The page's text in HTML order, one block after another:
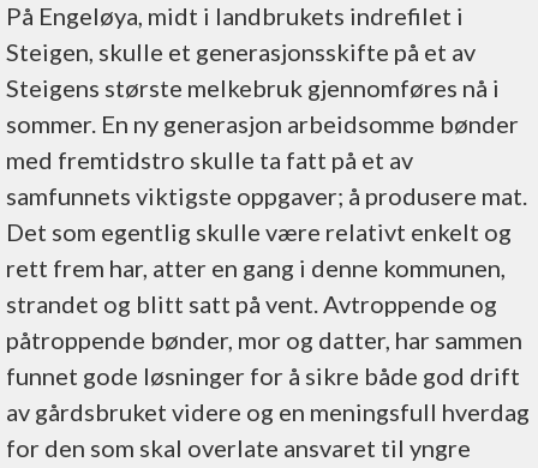
På Engeløya, midt i landbrukets indrefilet i
Steigen, skulle et generasjonsskifte på et av
Steigens største melkebruk gjennomføres nå i
sommer. En ny generasjon arbeidsomme bønder
med fremtidstro skulle ta fatt på et av
samfunnets viktigste oppgaver; å produsere mat.
Det som egentlig skulle være relativt enkelt og
rett frem har, atter en gang i denne kommunen,
strandet og blitt satt på vent. Avtroppende og
påtroppende bønder, mor og datter, har sammen
funnet gode løsninger for å sikre både god drift
av gårdsbruket videre og en meningsfull hverdag
for den som skal overlate ansvaret til yngre